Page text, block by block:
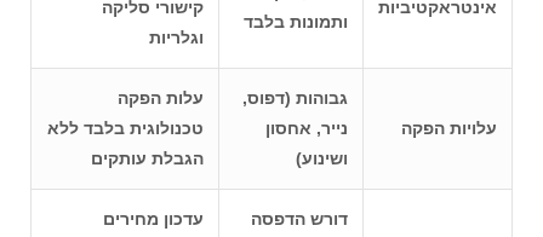
אינטראקטיביות
ותמונות בלבד
קישורי סליקה
וגלריות
עלויות הפקה
גבוהות (דפוס,
נייר, אחסון
ושינוע)
עלות הפקה
טכנולוגית בלבד ללא
הגבלת עותקים
דורש הדפסה
עדכון מחירים